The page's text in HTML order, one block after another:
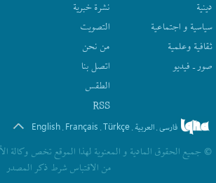
دينية
سیاسیة و اجتماعیة
ثقافیة وعلمیة
صور ـ فيديو
نشرة‌ خبریة
التصويت
من نحن
اتصل بنا
الطقس
RSS
فارسی. العربیة .
Türkçe
.
Français
.
English
© جمیع الحقوق المادیة و المعنویة لهذا الموقع تخص وکالة
من الاقتباس شرط ذکر المصدر